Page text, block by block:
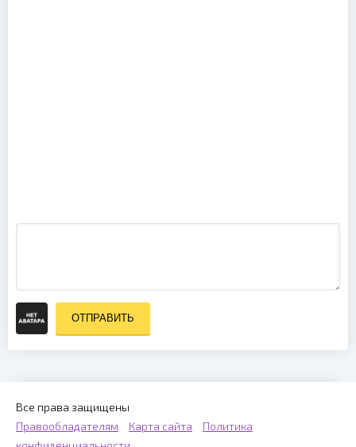
ОТПРАВИТЬ
Все права защищены
Правообладателям
Карта сайта
Политика